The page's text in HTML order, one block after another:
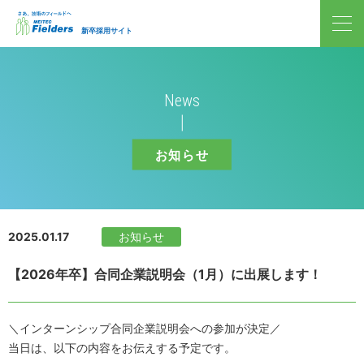
新卒採用サイト
News
お知らせ
2025.01.17 お知らせ
【2026年卒】合同企業説明会（1月）に出展します！
＼インターンシップ合同企業説明会への参加が決定／
当日は、以下の内容をお伝えする予定です。